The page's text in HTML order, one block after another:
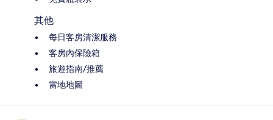
其他
每日客房清潔服務
客房內保險箱
旅遊指南/推薦
當地地圖